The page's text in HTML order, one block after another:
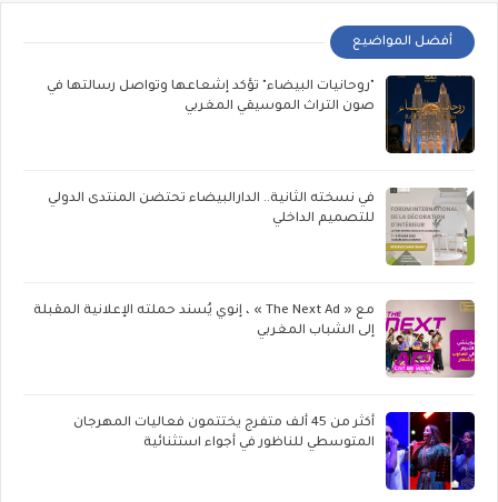
أفضل المواضيع
"روحانيات البيضاء" تؤكد إشعاعها وتواصل رسالتها في
صون التراث الموسيقي المغربي
في نسخته الثانية.. الدارالبيضاء تحتضن المنتدى الدولي
للتصميم الداخلي
مع « The Next Ad » ، إنوي يُسند حملته الإعلانية المقبلة
إلى الشباب المغربي
أكثر من 45 ألف متفرج يختتمون فعاليات المهرجان
المتوسطي للناظور في أجواء استثنائية